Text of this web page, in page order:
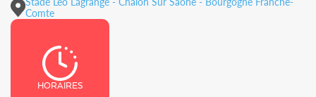
Comte
HORAIRES